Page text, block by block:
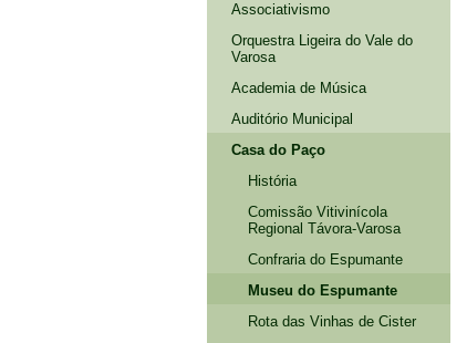
Associativismo
Orquestra Ligeira do Vale do
Varosa
Academia de Música
Auditório Municipal
Casa do Paço
História
Comissão Vitivinícola
Regional Távora-Varosa
Confraria do Espumante
Museu do Espumante
Rota das Vinhas de Cister